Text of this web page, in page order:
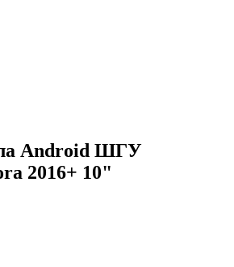
Android ШГУ
2016+ 10"